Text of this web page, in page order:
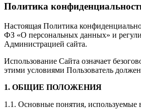
Политика
Настоящая Политика
ФЗ «О персональных данных» и
Администрацией сайта.
Использование Сайта означает
этими условиями Пользователь
1. ОБЩИЕ ПОЛОЖЕНИЯ
1.1. Основные понятия, используемые